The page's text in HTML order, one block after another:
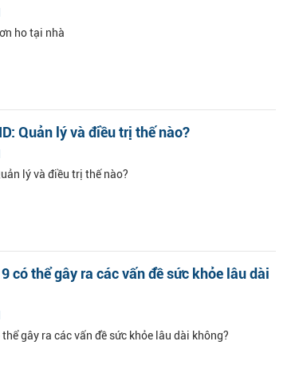
ho tại nhà
Quản lý và điều trị thế nào?
lý và điều trị thế nào?
có thể gây ra các vấn đề sức khỏe lâu dài
gây ra các vấn đề sức khỏe lâu dài không?